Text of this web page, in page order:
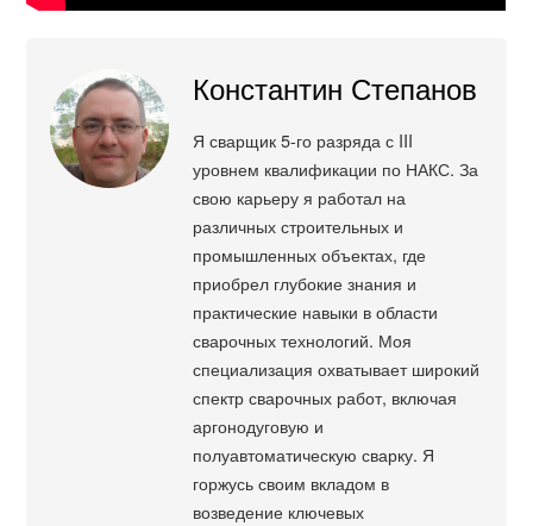
Константин Степанов
Я сварщик 5-го разряда с III
уровнем квалификации по НАКС. За
свою карьеру я работал на
различных строительных и
промышленных объектах, где
приобрел глубокие знания и
практические навыки в области
сварочных технологий. Моя
специализация охватывает широкий
спектр сварочных работ, включая
аргонодуговую и
полуавтоматическую сварку. Я
горжусь своим вкладом в
возведение ключевых